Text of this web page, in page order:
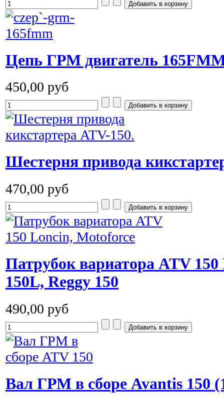
Цепь ГРМ двигатель
450,00 руб
Шестерня привода
470,00 руб
Патрубок вариатора ATV
150L, Reggy 150
490,00 руб
Вал ГРМ в сборе Avantis 150